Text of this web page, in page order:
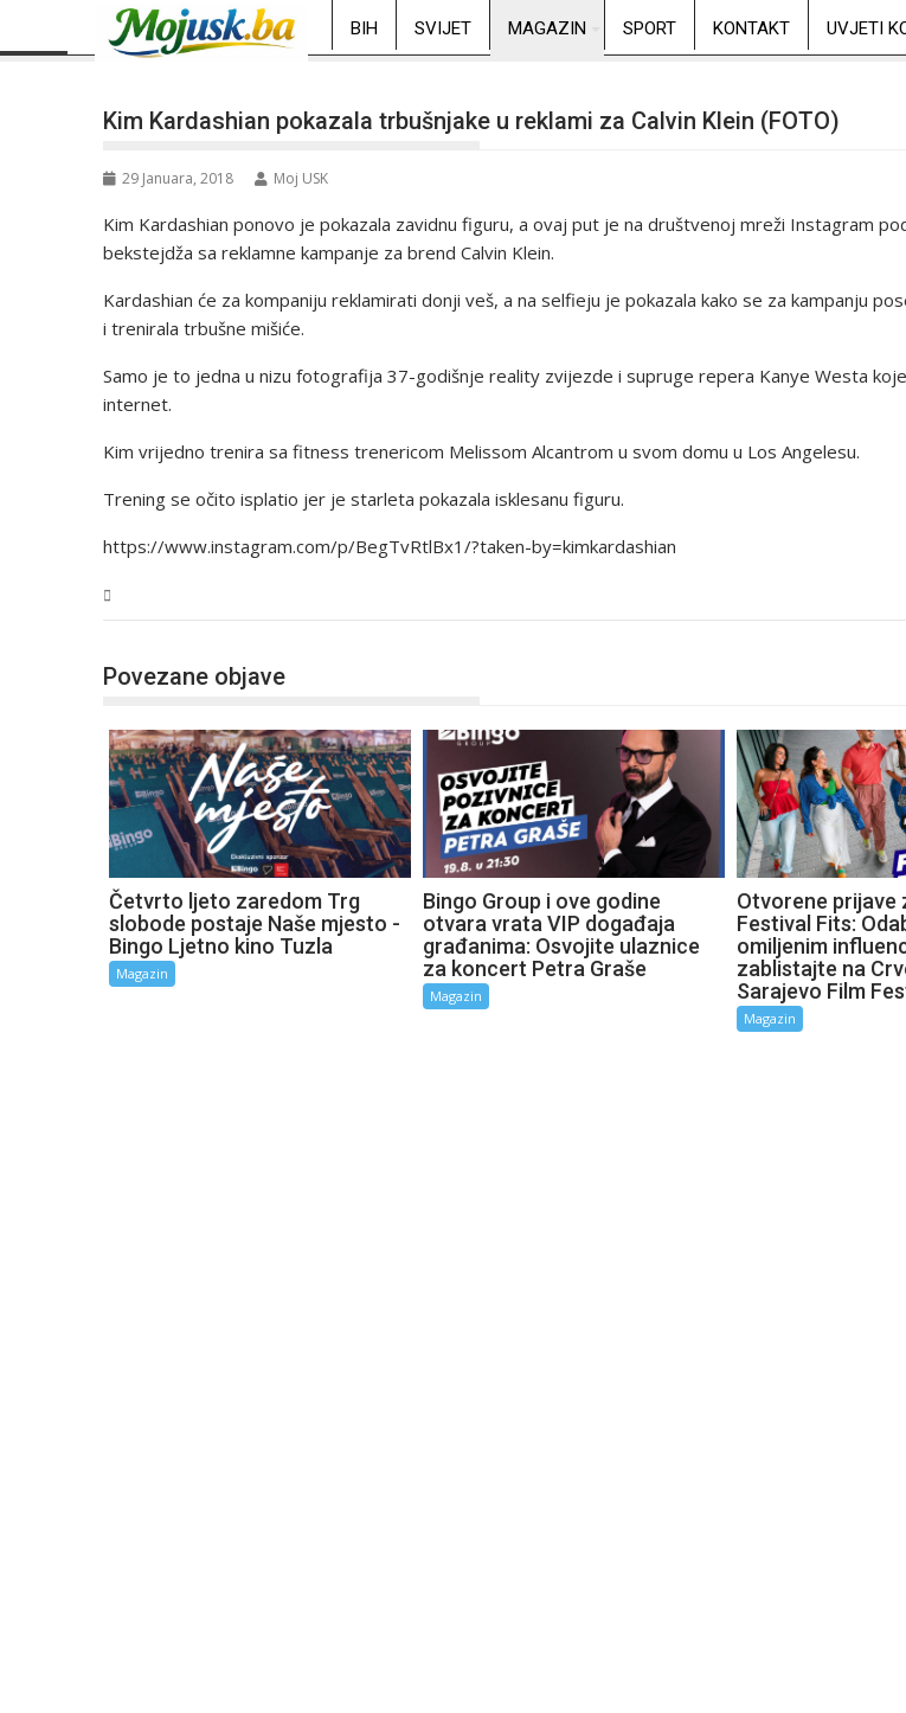
BIH SVIJET MAGAZIN SPORT KONTAKT UVJETI
Kim Kardashian pokazala trbušnjake u reklami za Calvin Klein (FOTO)
29 Januara, 2018 Moj USK
Kim Kardashian ponovo je pokazala zavidnu figuru, a ovaj put je na društvenoj mreži Instagram
bekstejdža sa reklamne kampanje za brend Calvin Klein.
Kardashian će za kompaniju reklamirati donji veš, a na selfieju je pokazala kako se za kampanju
i trenirala trbušne mišiće.
Samo je to jedna u nizu fotografija 37-godišnje reality zvijezde i supruge repera Kanye Westa koje
internet.
Kim vrijedno trenira sa fitness trenericom Melissom Alcantrom u svom domu u Los Angelesu.
Trening se očito isplatio jer je starleta pokazala isklesanu figuru.
https://www.instagram.com/p/BegTvRtlBx1/?taken-by=kimkardashian
Povezane objave
Četvrto ljeto zaredom Trg
slobode postaje Naše mjesto -
Bingo Ljetno kino Tuzla
Magazin
Bingo Group i ove godine
otvara vrata VIP događaja
građanima: Osvojite ulaznice
za koncert Petra Graše
Magazin
Otvorene prijave
Festival Fits:
omiljenim
zablistajte na
Sarajevo Film
Magazin